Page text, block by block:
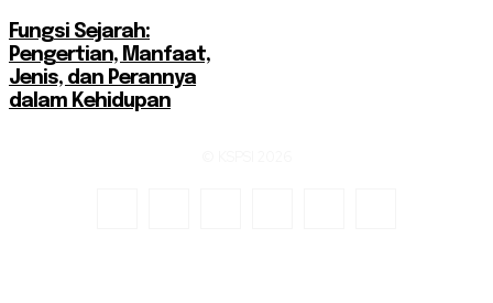
Fungsi Sejarah:
Pengertian, Manfaat,
Jenis, dan Perannya
dalam Kehidupan